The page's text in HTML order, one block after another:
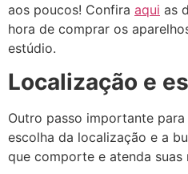
aos poucos! Confira aqui as
hora de comprar os
estúdio.
Localização e
Outro passo importante
escolha da localização e a
que comporte e atenda suas